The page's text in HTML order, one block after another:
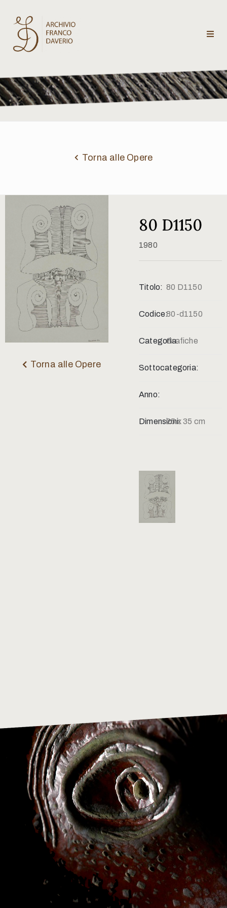
Archivio
Franco
Daverio
critici
Contatti
Torna alle Opere
Torna alle Opere
80 D1150
1980
Titolo: 80 D1150
Codice:80-d1150
Categoria:Grafiche
Sottocategoria:
Anno:
Dimensioni:25 x 35 cm